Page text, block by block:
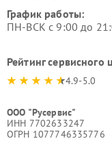
График работы:
ПН-ВСК с 9:00 до
Рейтинг сервисного
4.9-5.0
ООО "Русервис"
ИНН 7702633247
ОГРН 1077746335776